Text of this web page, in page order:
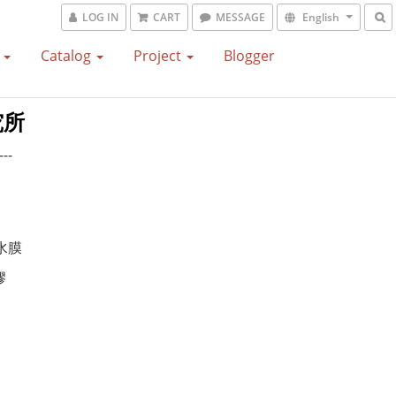
LOG IN CART MESSAGE English
Catalog Project Blogger
膜